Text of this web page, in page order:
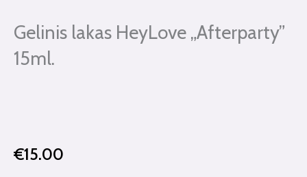
Gelinis lakas HeyLove „Afterparty”
15ml.
€15.00